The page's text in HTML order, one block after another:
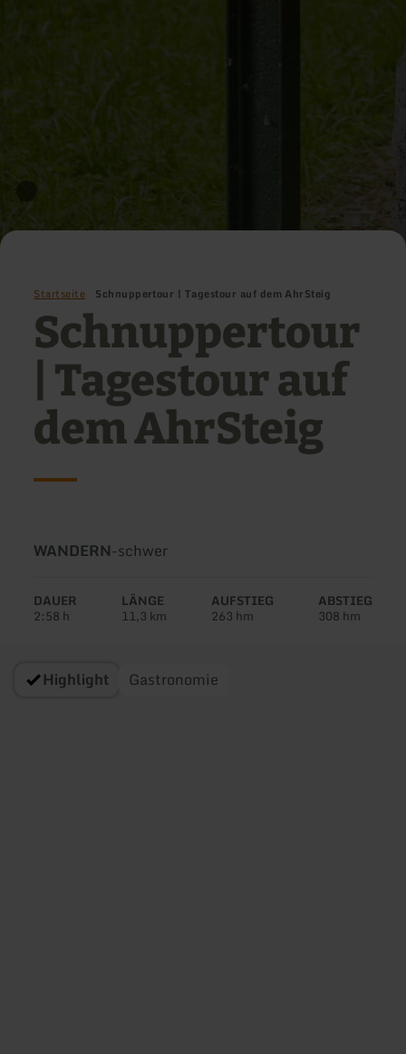
Startseite Schnuppertour | Tagestour auf dem AhrSteig
Schnuppertour
| Tagestour auf
dem AhrSteig
Art
Tour:
WANDERN-Schwierigkeit:
schwer
DAUER
2:58 h
LÄNGE
11,3 km
AUFSTIEG
263 hm
ABSTIEG
308 hm
Highlight Gastronomie